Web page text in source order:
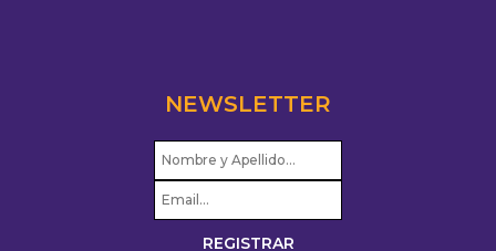
NEWSLETTER